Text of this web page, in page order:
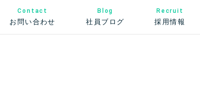
Contact
お問い合わせ
Blog
社員ブログ
Recruit
採用情報